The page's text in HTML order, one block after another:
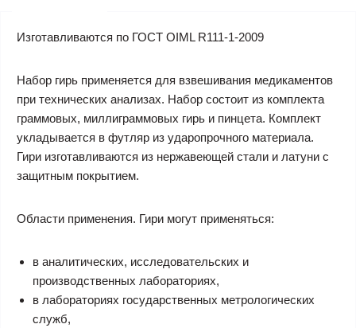
Изготавливаются по ГОСТ OIML R111-1-2009
Набор гирь применяется для взвешивания медикаментов
при технических анализах. Набор состоит из комплекта
граммовых, миллиграммовых гирь и пинцета. Комплект
укладывается в футляр из ударопрочного материала.
Гири изготавливаются из нержавеющей стали и латуни с
защитным покрытием.
Области применения. Гири могут применяться:
в аналитических, исследовательских и
производственных лабораториях,
в лабораториях государственных метрологических
служб,